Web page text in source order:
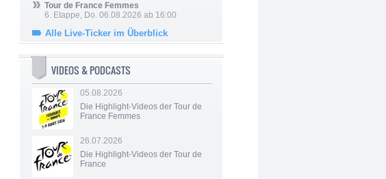
Tour de France Femmes
6. Etappe, Do. 06.08.2026 ab 16:00
Alle Live-Ticker im Überblick
VIDEOS & PODCASTS
05.08.2026
Die Highlight-Videos der Tour de
France Femmes
26.07.2026
Die Highlight-Videos der Tour de
France